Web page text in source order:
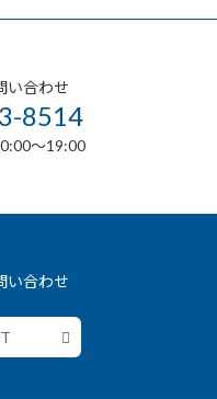
い合わせ
8514
〜19:00
い合わせ